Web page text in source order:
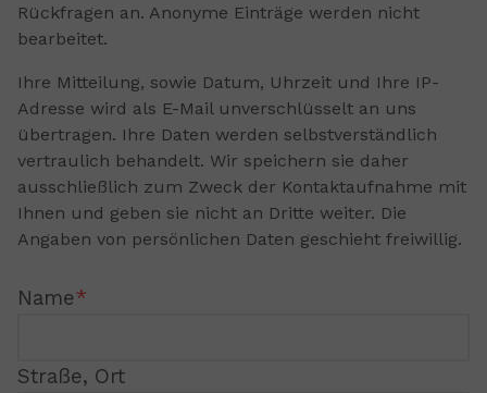
Rückfragen an. Anonyme Einträge werden nicht
bearbeitet.
Ihre Mitteilung, sowie Datum, Uhrzeit und Ihre IP-
Adresse wird als E-Mail unverschlüsselt an uns
übertragen. Ihre Daten werden selbstverständlich
vertraulich behandelt. Wir speichern sie daher
ausschließlich zum Zweck der Kontaktaufnahme mit
Ihnen und geben sie nicht an Dritte weiter. Die
Angaben von persönlichen Daten geschieht freiwillig.
Name
Straße, Ort